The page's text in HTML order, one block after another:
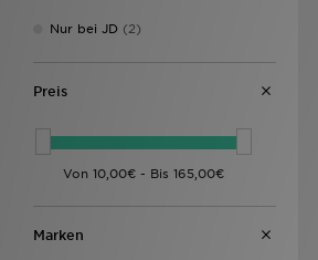
Lacoste Serve Pin
Havaianas Brazil Flip Flop
Nike Calm Flip Flop(1)
UGG Goldenstar(1)
Ugg Goldenstar Clog(1)
Nur bei JD (2)
Preis
Marken